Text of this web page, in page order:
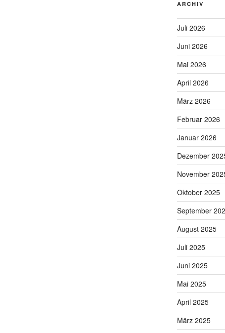
ARCHIV
Juli 2026
Juni 2026
Mai 2026
April 2026
März 2026
Februar 2026
Januar 2026
Dezember
November
Oktober 2025
September
August 2025
Juli 2025
Juni 2025
Mai 2025
April 2025
März 2025